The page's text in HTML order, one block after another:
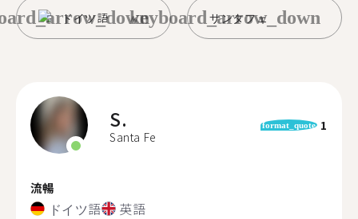
ドイツ語 サンタフェ
keyboard_arrow_down
S.
Santa Fe
format_quote 1
流暢
ドイツ語 英語